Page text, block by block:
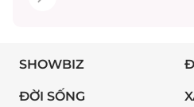
SHOWBIZ
ĐỜI SỐNG